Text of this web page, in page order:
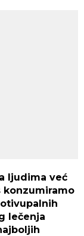
ljudima već
konzumiramo
lečenja